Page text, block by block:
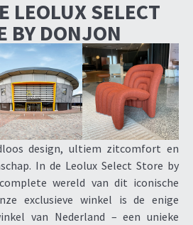
LEOLUX SELECT
BY DONJON
design, ultiem zitcomfort en
In de Leolux Select Store by
wereld van dit iconische
exclusieve winkel is de enige
van Nederland – een unieke